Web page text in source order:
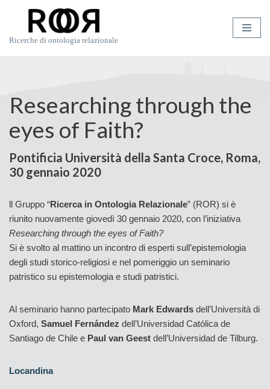
Ricerche di ontologia relazionale
Researching through the
eyes of Faith?
Pontificia Università della Santa Croce, Roma,
30 gennaio 2020
ll Gruppo “Ricerca in Ontologia Relazionale” (ROR) si è
riunito nuovamente giovedì 30 gennaio 2020, con l’iniziativa
Researching through the eyes of Faith?
Si è svolto al mattino un incontro di esperti sull’epistemologia
degli studi storico-religiosi e nel pomeriggio un seminario
patristico su epistemologia e studi patristici.
Al seminario hanno partecipato Mark Edwards dell’Università di
Oxford, Samuel Fernández dell’Universidad Católica de
Santiago de Chile e Paul van Geest dell’Universidad de Tilburg.
Locandina